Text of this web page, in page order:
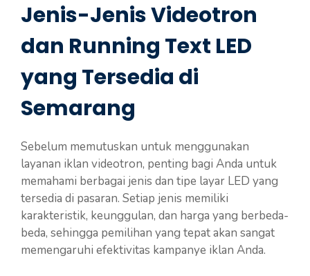
Jenis-Jenis Videotron
dan Running Text LED
yang Tersedia di
Semarang
Sebelum memutuskan untuk menggunakan
layanan iklan videotron, penting bagi Anda untuk
memahami berbagai jenis dan tipe layar LED yang
tersedia di pasaran. Setiap jenis memiliki
karakteristik, keunggulan, dan harga yang berbeda-
beda, sehingga pemilihan yang tepat akan sangat
memengaruhi efektivitas kampanye iklan Anda.